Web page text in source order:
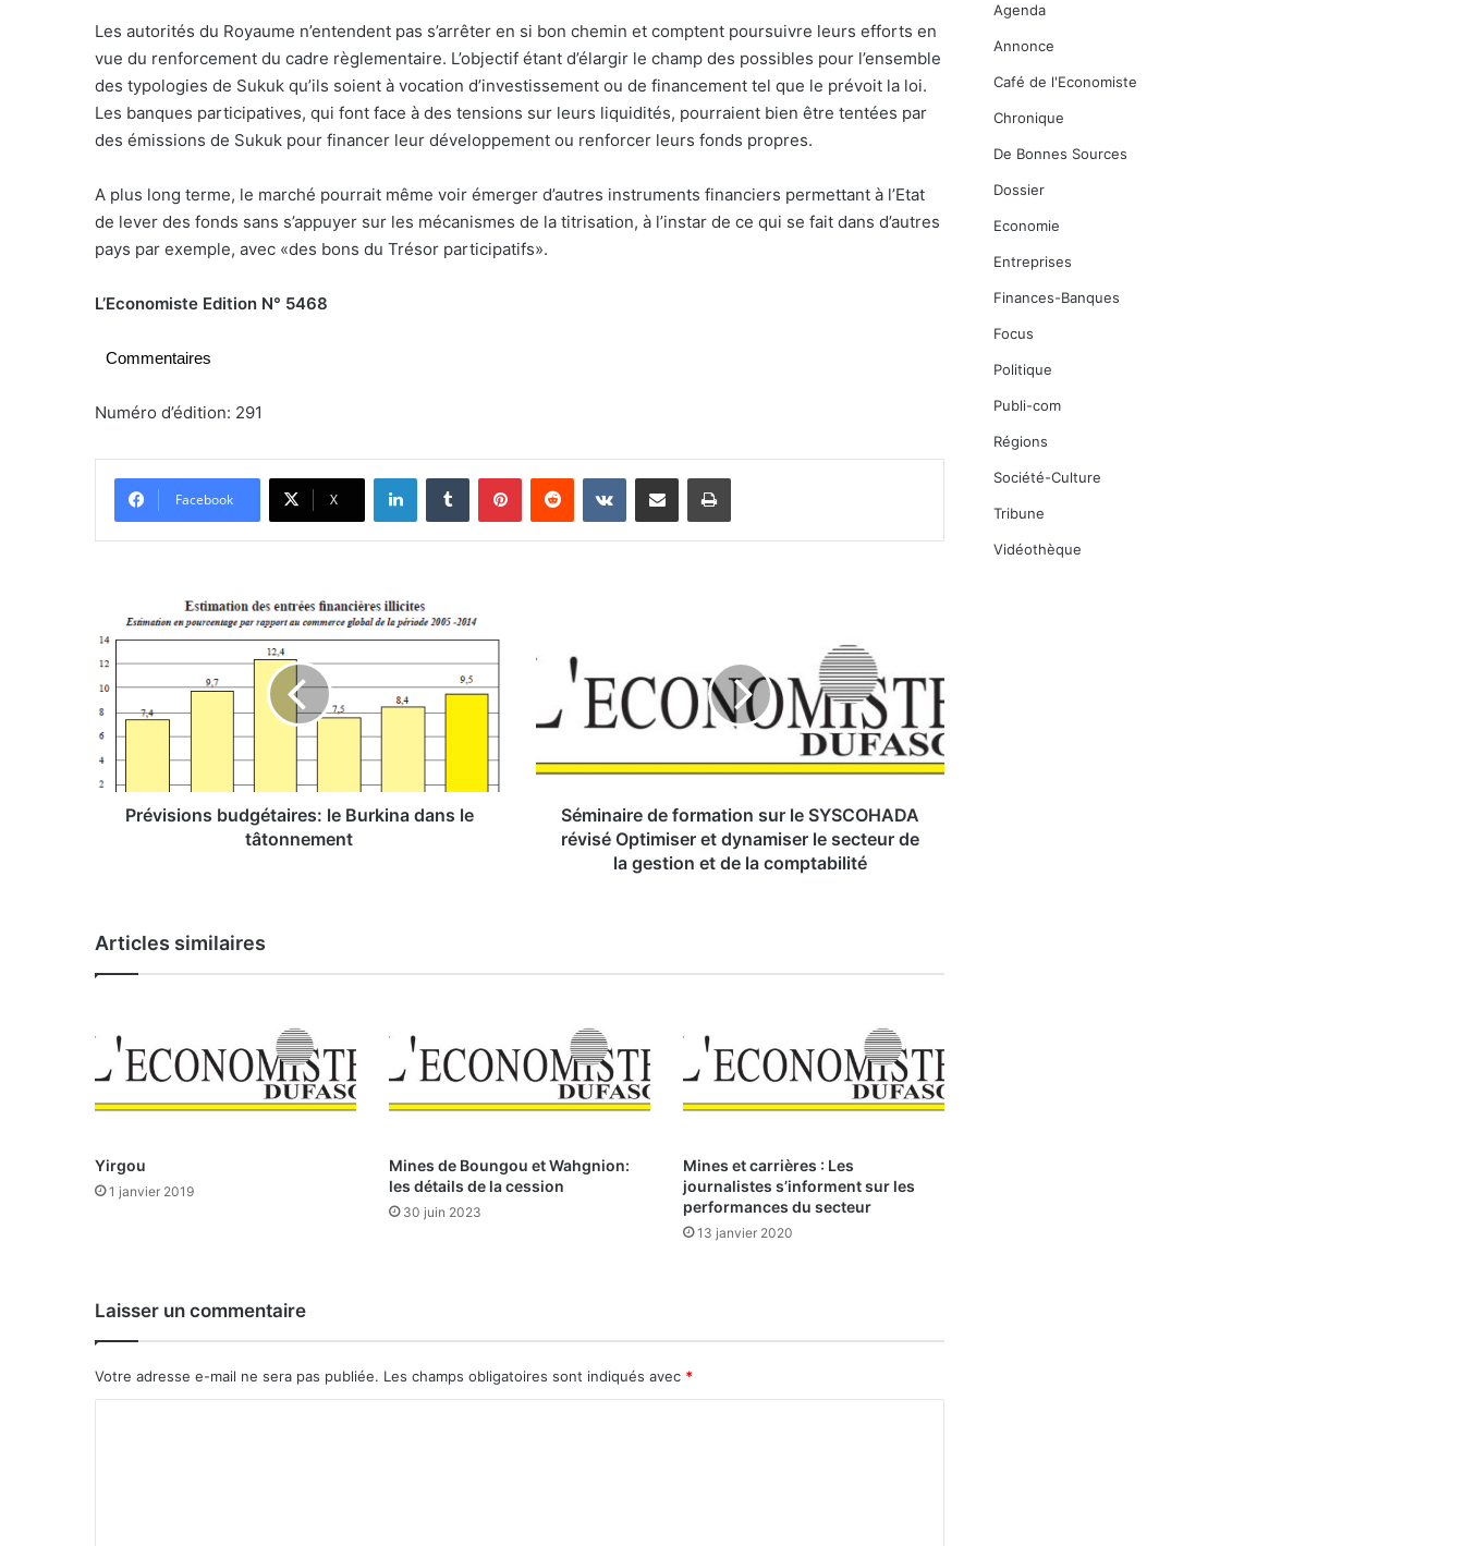
Les autorités du Royaume n’entendent pas s’arrêter en si bon chemin et comptent poursuivre leurs efforts en
vue du renforcement du cadre règlementaire. L’objectif étant d’élargir le champ des possibles pour l’ensemble
des typologies de Sukuk qu’ils soient à vocation d’investissement ou de financement tel que le prévoit la loi.
Les banques participatives, qui font face à des tensions sur leurs liquidités, pourraient bien être tentées par
des émissions de Sukuk pour financer leur développement ou renforcer leurs fonds propres.
A plus long terme, le marché pourrait même voir émerger d’autres instruments financiers permettant à l’Etat
de lever des fonds sans s’appuyer sur les mécanismes de la titrisation, à l’instar de ce qui se fait dans d’autres
pays par exemple, avec «des bons du Trésor participatifs».
L’Economiste Edition N° 5468
Commentaires
Numéro d’édition: 291
Facebook X
s
o
n
t
a
e
:
l
B
r
d
a
s
Prévisions budgétaires: le Burkina dans le
tâtonnement
a
r
t
s
u
r
S
D
r
Séminaire de formation sur le SYSCOHADA
révisé Optimiser et dynamiser le secteur de
la gestion et de la comptabilité
Articles similaires
Yirgou
1 janvier 2019
Mines de Boungou et Wahgnion:
les détails de la cession
30 juin 2023
Mines et carrières : Les
journalistes s’informent sur les
performances du secteur
13 janvier 2020
Laisser un commentaire
Votre adresse e-mail ne sera pas publiée. Les champs obligatoires sont indiqués avec *
Agenda
Annonce
Café de l'Economiste
Chronique
De Bonnes Sources
Dossier
Economie
Entreprises
Finances-Banques
Focus
Politique
Publi-com
Régions
Société-Culture
Tribune
Vidéothèque